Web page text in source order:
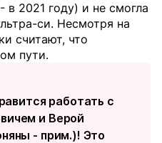
в 2021 году) и не смогла
си. Несмотря на
считают, что
пути.
работать с
и Верой
- прим.)! Это